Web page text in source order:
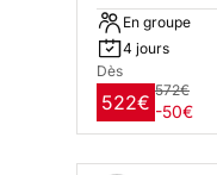
En groupe
4 jours
Dès
522€
572€
-50€